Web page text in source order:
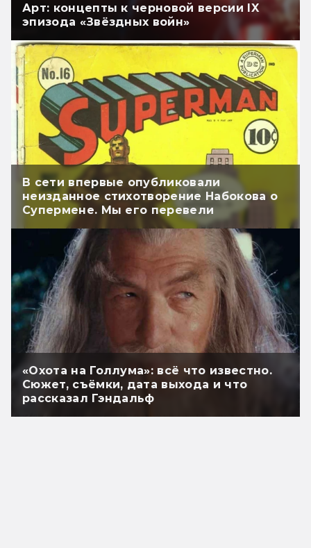
Арт: концепты к черновой версии IX
эпизода «Звёздных войн»
В сети впервые опубликовали
неизданное стихотворение Набокова о
Супермене. Мы его перевели
«Охота на Голлума»: всё что известно.
Сюжет, съёмки, дата выхода и что
рассказал Гэндальф